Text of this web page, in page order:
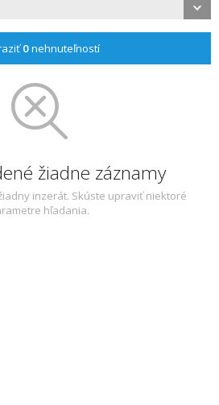
0nehnuteľností
žiadne záznamy
inzerát. Skúste upraviť niektoré
hľadania.